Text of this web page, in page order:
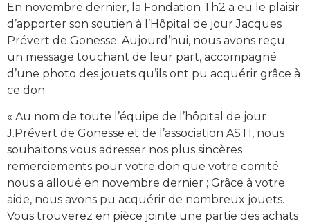
En novembre dernier, la Fondation Th2 a eu le plaisir
d’apporter son soutien à l’Hôpital de jour Jacques
Prévert de Gonesse. Aujourd’hui, nous avons reçu
un message touchant de leur part, accompagné
d’une photo des jouets qu’ils ont pu acquérir grâce à
ce don.
« Au nom de toute l’équipe de l’hôpital de jour
J.Prévert de Gonesse et de l’association ASTI, nous
souhaitons vous adresser nos plus sincères
remerciements pour votre don que votre comité
nous a alloué en novembre dernier ; Grâce à votre
aide, nous avons pu acquérir de nombreux jouets.
Vous trouverez en pièce jointe une partie des achats